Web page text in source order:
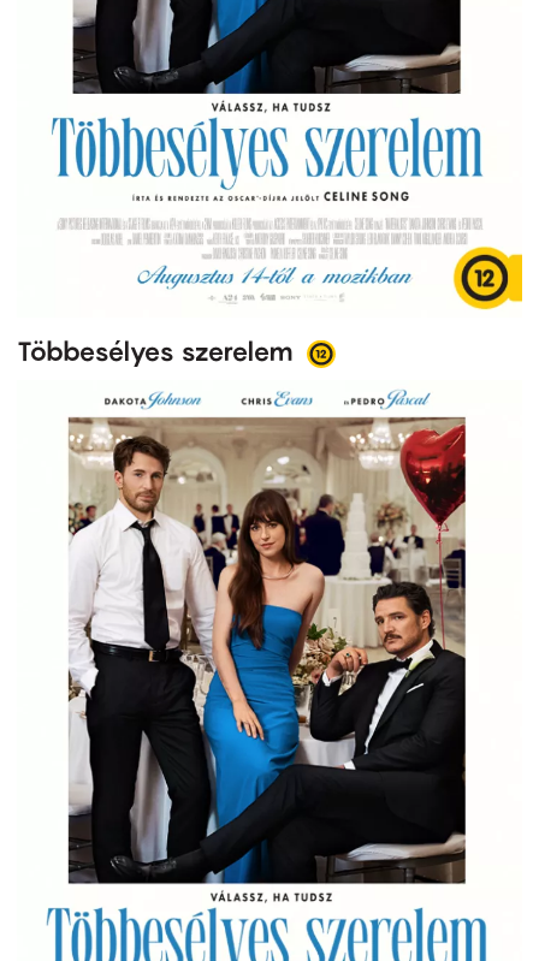
Többesélyes szerelem